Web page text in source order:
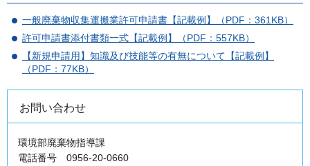
一般廃棄物収集運搬業許可申請書【記載例】（PDF：361KB）
許可申請書添付書類一式【記載例】（PDF：557KB）
【新規申請用】知識及び技能等の有無について【記載例】
（PDF：77KB）
お問い合わせ
環境部廃棄物指導課
電話番号 0956-20-0660